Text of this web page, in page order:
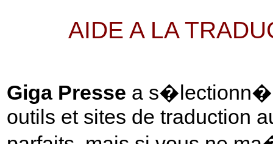
AIDE A LA
Giga Presse a s�lectionn�
outils et sites de traduction